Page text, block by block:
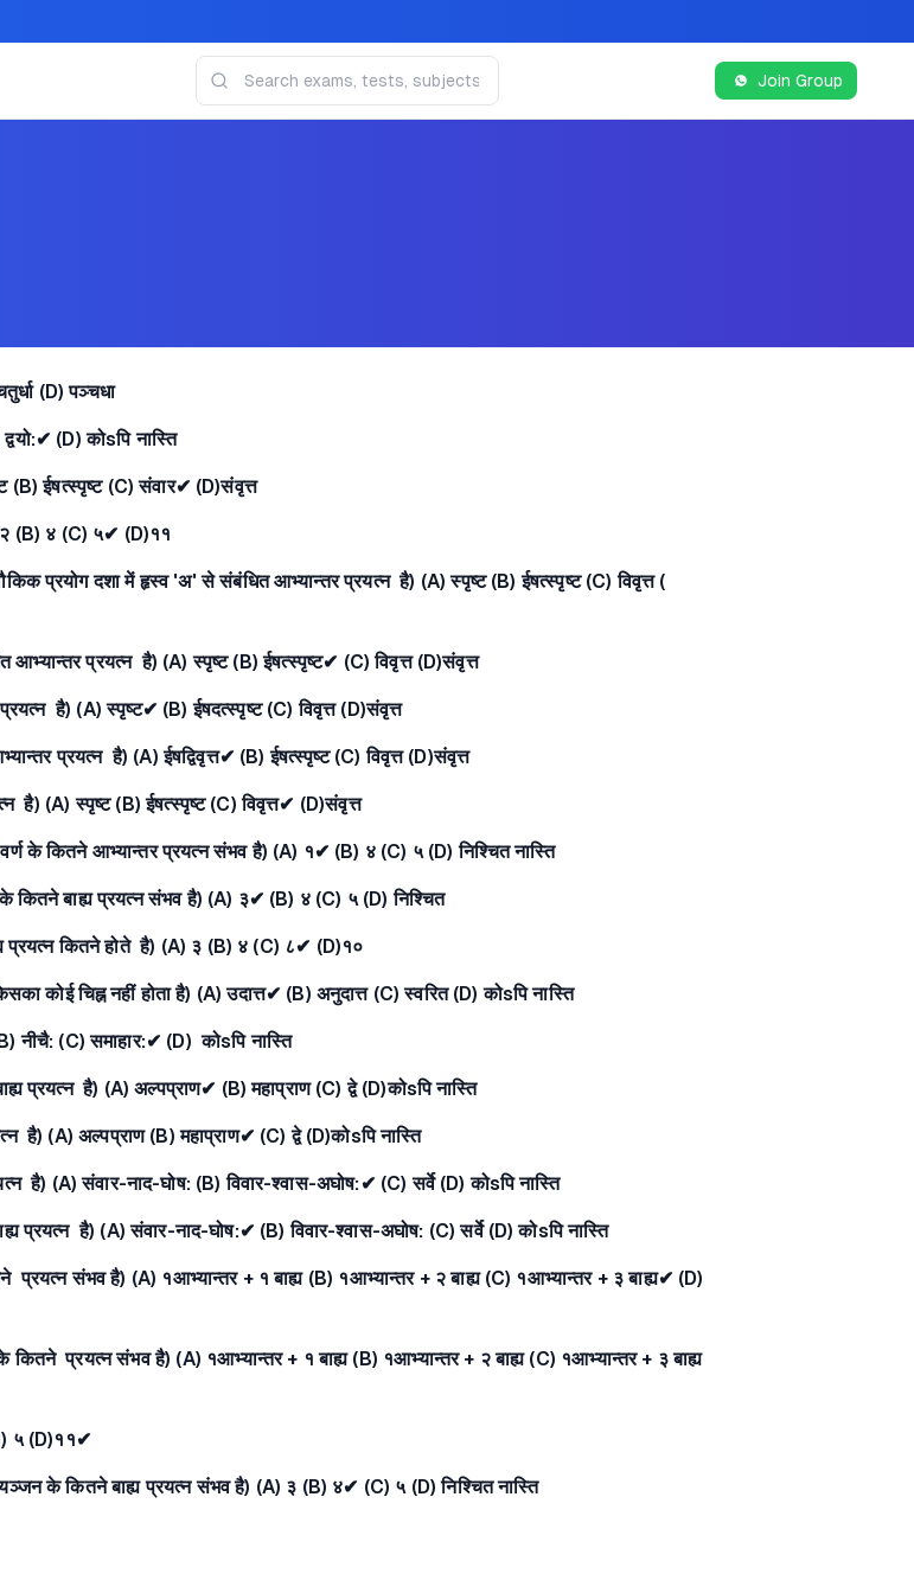
Join Group
(D) पञ्चधा
(D) कोsपि नास्ति
(B) ईषत्स्पृष्ट (C) संवार✔ (D)संवृत्त
२ (B) ४ (C) ५✔ (D)११
प्रयोग दशा में हृस्व 'अ' से संबंधित आभ्यान्तर प्रयत्न है) (A) स्पृष्ट (B) ईषत्स्पृष्ट (C) विवृत्त (
प्रयत्न है) (A) स्पृष्ट (B) ईषत्स्पृष्ट✔ (C) विवृत्त (D)संवृत्त
है) (A) स्पृष्ट✔ (B) ईषदत्स्पृष्ट (C) विवृत्त (D)संवृत्त
प्रयत्न है) (A) ईषद्विवृत्त✔ (B) ईषत्स्पृष्ट (C) विवृत्त (D)संवृत्त
है) (A) स्पृष्ट (B) ईषत्स्पृष्ट (C) विवृत्त✔ (D)संवृत्त
के कितने आभ्यान्तर प्रयत्न संभव है) (A) १✔ (B) ४ (C) ५ (D) निश्चित नास्ति
कितने बाह्य प्रयत्न संभव है) (A) ३✔ (B) ४ (C) ५ (D) निश्चित
प्रयत्न कितने होते है) (A) ३ (B) ४ (C) ८✔ (D)१०
कोई चिह्न नहीं होता है) (A) उदात्त✔ (B) अनुदात्त (C) स्वरित (D) कोsपि नास्ति
नीचै: (C) समाहार:✔ (D) कोsपि नास्ति
प्रयत्न है) (A) अल्पप्राण✔ (B) महाप्राण (C) द्वे (D)कोsपि नास्ति
है) (A) अल्पप्राण (B) महाप्राण✔ (C) द्वे (D)कोsपि नास्ति
है) (A) संवार-नाद-घोष: (B) विवार-श्वास-अघोष:✔ (C) सर्वे (D) कोsपि नास्ति
प्रयत्न है) (A) संवार-नाद-घोष:✔ (B) विवार-श्वास-अघोष: (C) सर्वे (D) कोsपि नास्ति
संभव है) (A) १आभ्यान्तर + १ बाह्य (B) १आभ्यान्तर + २ बाह्य (C) १आभ्यान्तर + ३ बाह्य✔ (D)
प्रयत्न संभव है) (A) १आभ्यान्तर + १ बाह्य (B) १आभ्यान्तर + २ बाह्य (C) १आभ्यान्तर + ३ बाह्य
५ (D)११✔
के कितने बाह्य प्रयत्न संभव है) (A) ३ (B) ४✔ (C) ५ (D) निश्चित नास्ति